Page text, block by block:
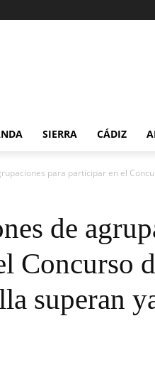
SIERRA CÁDIZ
para participar en el
de
Concurso
superan